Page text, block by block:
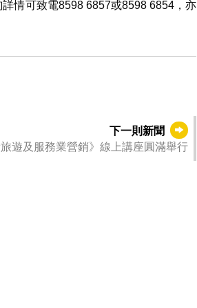
情可致電8598 6857或8598 6854，亦
下一則新聞
遊及服務業營銷》線上講座圓滿舉行